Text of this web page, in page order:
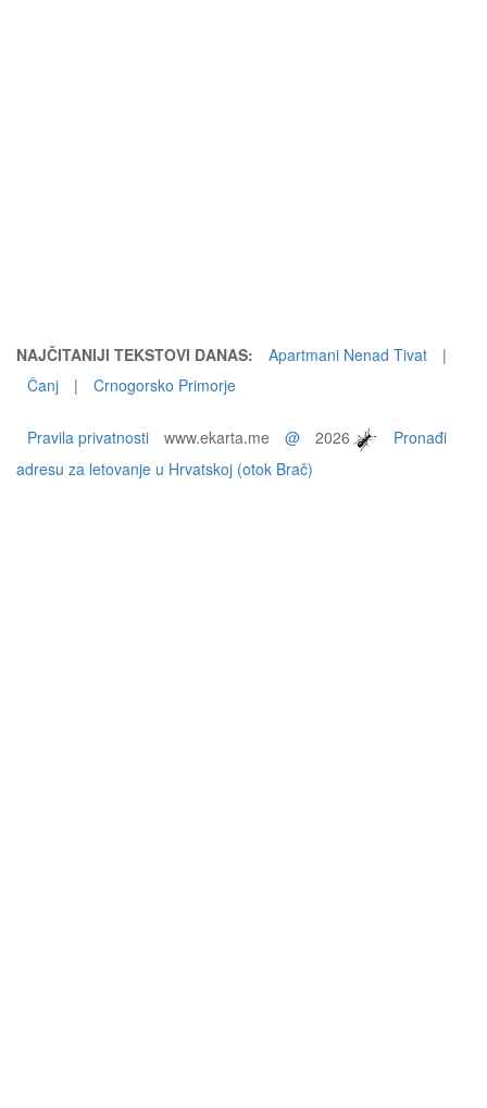
NAJČITANIJI TEKSTOVI DANAS: Apartmani Nenad Tivat
|
Čanj
| Crnogorsko Primorje
Pravila privatnosti www.ekarta.me @ 2026
Pronađi
adresu za letovanje u Hrvatskoj (otok Brač)